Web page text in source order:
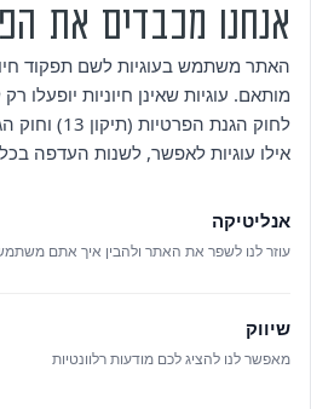
מי אנחנו
אזור אישי
מדיניות פרטיות
לאתר עיריית הוד השרון
אנחנו מכבדים את
האתר משתמש בעוגיות לשם תפקוד
מותאם. עוגיות שאינן חיוניות
לחוק הגנת
אילו עוגיות לאפשר, לשנות העדפה
אנליטיקה
עוזר לנו לשפר את האתר ולהבין איך אתם
שיווק
מאפשר לנו להציג לכם מודעות רלוונטיות